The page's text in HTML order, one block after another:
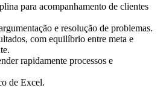
para acompanhamento de clientes
e resolução de problemas.
com equilíbrio entre meta e
rapidamente processos e
de Excel.